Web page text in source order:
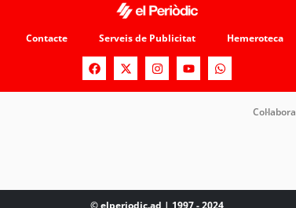
Contacte Serveis de Publicitat Hemeroteca
Col·labora
© elperiodic.ad | 1997 - 2024